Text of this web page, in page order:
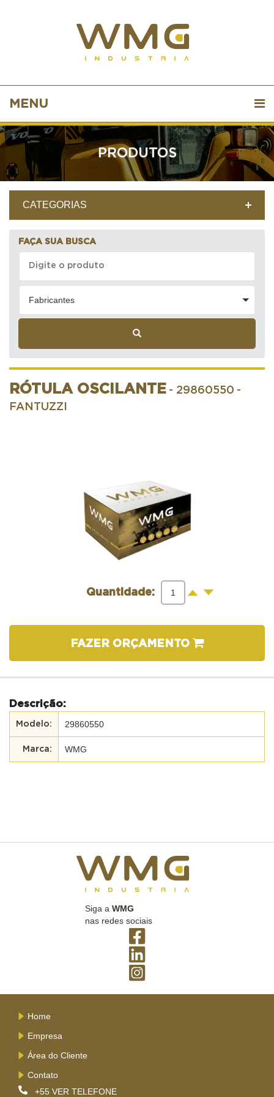
MENU
PRODUTOS
CATEGORIAS
FAÇA SUA BUSCA
Fabricantes
RÓTULA OSCILANTE - 29860550 -
FANTUZZI
Quantidade: + -
FAZER ORÇAMENTO
Descrição:
29860550
WMG
Siga a WMG
nas redes sociais
Home
Empresa
Área do Cliente
Contato
+55 VER TELEFONE